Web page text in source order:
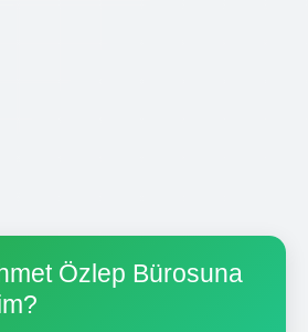
Özlep Bürosuna